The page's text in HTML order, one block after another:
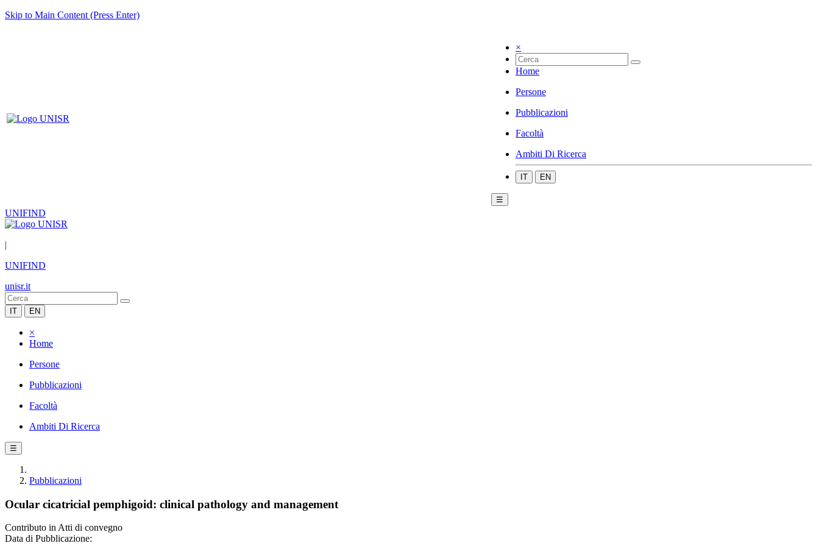
Skip to Main Content (Press Enter)
×
Home
Persone
Pubblicazioni
Facoltà
Ambiti Di Ricerca
IT EN
☰
UNIFIND
|
UNIFIND
unisr.it
IT EN
×
Home
Persone
Pubblicazioni
Facoltà
Ambiti Di Ricerca
☰
Pubblicazioni
Ocular cicatricial pemphigoid: clinical pathology and management
Contributo in Atti di convegno
Data di Pubblicazione: